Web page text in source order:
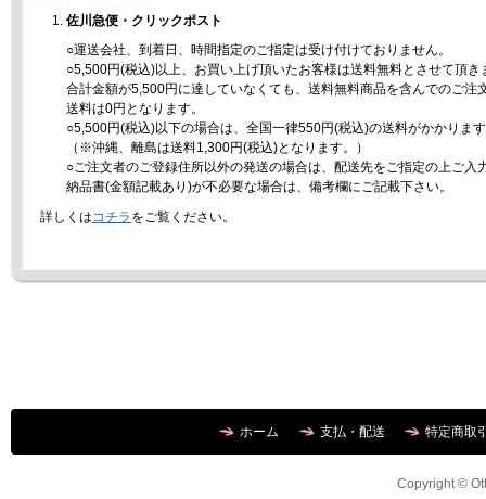
佐川急便・クリックポスト
○運送会社、到着日、時間指定のご指定は受け付けておりません。
○5,500円(税込)以上、お買い上げ頂いたお客様は送料無料とさせて頂き
合計金額が5,500円に達していなくても、送料無料商品を含んでのご注
送料は0円となります。
○5,500円(税込)以下の場合は、全国一律550円(税込)の送料がかかりま
（※沖縄、離島は送料1,300円(税込)となります。）
○ご注文者のご登録住所以外の発送の場合は、配送先をご指定の上ご入
納品書(金額記載あり)が不必要な場合は、備考欄にご記載下さい。
詳しくはコチラ をご覧ください。
ホーム 支払・配送 特定商取
Copyright ©